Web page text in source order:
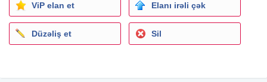
ViP elan et Elanı irəli çək
Düzəliş et Sil